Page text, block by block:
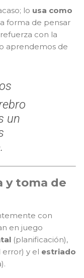
lo usa como
forma de pensar
con la
aprendemos de
un
y toma de
con
en juego
(planificación),
error) y el estriado